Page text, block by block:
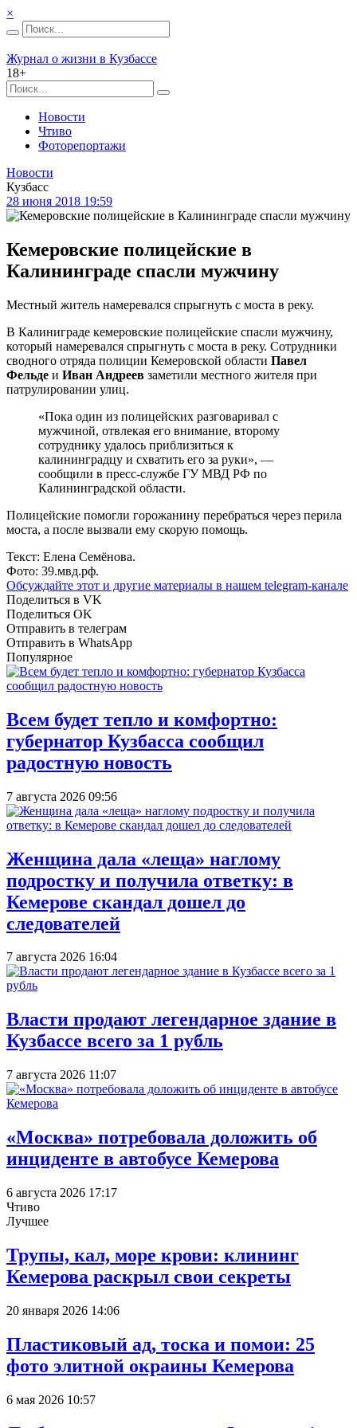
×
Журнал о жизни в Кузбассе
18+
Новости
Чтиво
Фоторепортажи
Новости
Кузбасс
28 июня 2018 19:59
Кемеровские полицейские в
Калининграде спасли мужчину
Местный житель намеревался спрыгнуть с моста в реку.
В Калиниграде кемеровские полицейские спасли мужчину,
который намеревался спрыгнуть с моста в реку. Сотрудники
сводного отряда полиции Кемеровской области Павел
Фельде и Иван Андреев заметили местного жителя при
патрулировании улиц.
«Пока один из полицейских разговаривал с
мужчиной, отвлекая его внимание, второму
сотруднику удалось приблизиться к
калининградцу и схватить его за руки», —
сообщили в пресс-службе ГУ МВД РФ по
Калининградской области.
Полицейские помогли горожанину перебраться через перила
моста, а после вызвали ему скорую помощь.
Текст: Елена Семёнова.
Фото: 39.мвд.рф.
Обсуждайте этот и другие материалы в нашем telegram-канале
Поделиться в VK
Поделиться OK
Отправить в телеграм
Отправить в WhatsApp
Популярное
Всем будет тепло и комфортно:
губернатор Кузбасса сообщил
радостную новость
7 августа 2026 09:56
Женщина дала «леща» наглому
подростку и получила ответку: в
Кемерове скандал дошел до
следователей
7 августа 2026 16:04
Власти продают легендарное здание в
Кузбассе всего за 1 рубль
7 августа 2026 11:07
«Москва» потребовала доложить об
инциденте в автобусе Кемерова
6 августа 2026 17:17
Чтиво
Лучшее
Трупы, кал, море крови: клининг
Кемерова раскрыл свои секреты
20 января 2026 14:06
Пластиковый ад, тоска и помои: 25
фото элитной окраины Кемерова
6 мая 2026 10:57